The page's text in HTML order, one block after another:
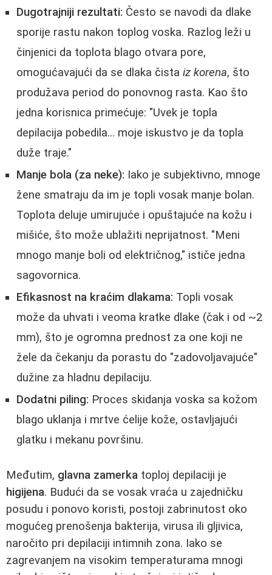
Dugotrajniji rezultati: Često se navodi da dlake
sporije rastu nakon toplog voska. Razlog leži u
činjenici da toplota blago otvara pore,
omogućavajući da se dlaka čista iz korena, što
produžava period do ponovnog rasta. Kao što
jedna korisnica primećuje: "Uvek je topla
depilacija pobedila... moje iskustvo je da topla
duže traje."
Manje bola (za neke): Iako je subjektivno, mnoge
žene smatraju da im je topli vosak manje bolan.
Toplota deluje umirujuće i opuštajuće na kožu i
mišiće, što može ublažiti neprijatnost. "Meni
mnogo manje boli od električnog," ističe jedna
sagovornica.
Efikasnost na kraćim dlakama: Topli vosak
može da uhvati i veoma kratke dlake (čak i od ~2
mm), što je ogromna prednost za one koji ne
žele da čekanju da porastu do "zadovoljavajuće"
dužine za hladnu depilaciju.
Dodatni piling: Proces skidanja voska sa kožom
blago uklanja i mrtve ćelije kože, ostavljajući
glatku i mekanu površinu.
Međutim, glavna zamerka toploj depilaciji je
higijena. Budući da se vosak vraća u zajedničku
posudu i ponovo koristi, postoji zabrinutost oko
mogućeg prenošenja bakterija, virusa ili gljivica,
naročito pri depilaciji intimnih zona. Iako se
zagrevanjem na visokim temperaturama mnogi